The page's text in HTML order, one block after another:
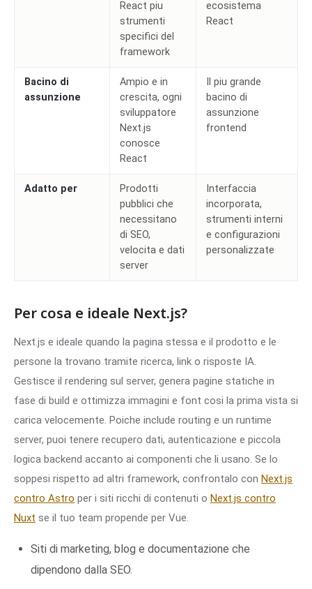
React piu
strumenti
specifici del
framework
ecosistema
React
Bacino di
assunzione
Ampio e in
crescita, ogni
sviluppatore
Next.js
conosce
React
Il piu grande
bacino di
assunzione
frontend
Adatto per
Prodotti
pubblici che
necessitano
di SEO,
velocita e dati
server
Interfaccia
incorporata,
strumenti interni
e configurazioni
personalizzate
Per cosa e ideale Next.js?
Next.js e ideale quando la pagina stessa e il prodotto e le
persone la trovano tramite ricerca, link o risposte IA.
Gestisce il rendering sul server, genera pagine statiche in
fase di build e ottimizza immagini e font cosi la prima vista si
carica velocemente. Poiche include routing e un runtime
server, puoi tenere recupero dati, autenticazione e piccola
logica backend accanto ai componenti che li usano. Se lo
soppesi rispetto ad altri framework, confrontalo con Next.js
contro Astro per i siti ricchi di contenuti o Next.js contro
Nuxt se il tuo team propende per Vue.
Siti di marketing, blog e documentazione che
dipendono dalla SEO.